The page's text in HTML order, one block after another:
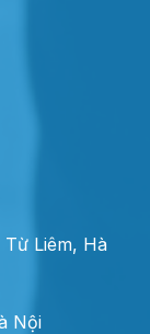
Liêm, Hà
Nội